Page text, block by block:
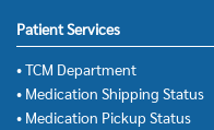
Patient Services
• TCM Department
• Medication Shipping Status
• Medication Pickup Status